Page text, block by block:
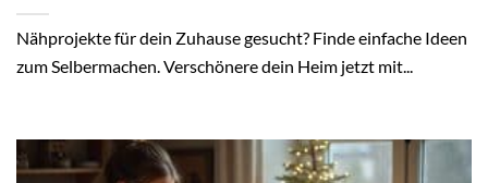
Nähprojekte für dein Zuhause gesucht? Finde einfache Ideen
zum Selbermachen. Verschönere dein Heim jetzt mit...